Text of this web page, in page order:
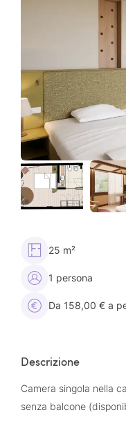
25 m²
1 persona
Da 158,00 € a
Descrizione
Camera singola nella
senza balcone